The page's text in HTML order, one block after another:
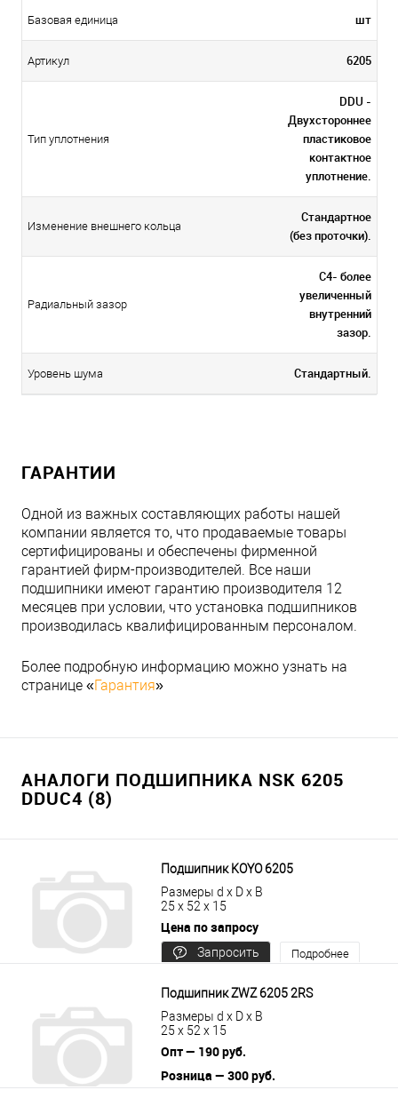
Базовая единица шт
Артикул 6205
Тип уплотнения
DDU -
Двухстороннее
пластиковое
контактное
уплотнение.
Изменение внешнего кольца
Стандартное
(без проточки).
Радиальный зазор
C4- более
увеличенный
внутренний
зазор.
Уровень шума Стандартный.
ГАРАНТИИ
Одной из важных составляющих работы нашей
компании является то, что продаваемые товары
сертифицированы и обеспечены фирменной
гарантией фирм-производителей. Все наши
подшипники имеют гарантию производителя 12
месяцев при условии, что установка подшипников
производилась квалифицированным персоналом.
Более подробную информацию можно узнать на
странице «Гарантия»
АНАЛОГИ ПОДШИПНИКА NSK 6205
DDUC4 (8)
Подшипник KOYO 6205
Размеры d x D x B
25 x 52 x 15
Цена по запросу
Запросить
Подробнее
Подшипник ZWZ 6205 2RS
Размеры d x D x B
25 x 52 x 15
Опт — 190 руб.
Розница — 300 руб.